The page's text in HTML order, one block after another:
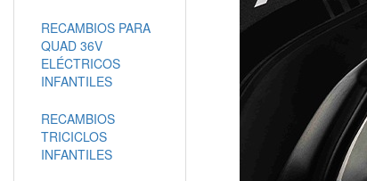
RECAMBIOS PARA
QUAD 36V
ELÉCTRICOS
INFANTILES
RECAMBIOS
TRICICLOS
INFANTILES